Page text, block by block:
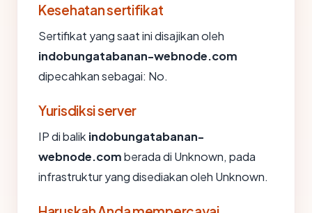
Kesehatan sertifikat
Sertifikat yang saat ini disajikan oleh
indobungatabanan-webnode.com
dipecahkan sebagai: No.
Yurisdiksi server
IP di balik indobungatabanan-
webnode.comberada di Unknown, pada
infrastruktur yang disediakan oleh Unknown.